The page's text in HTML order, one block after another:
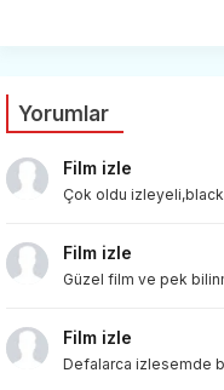
Yorumlar
Film izle
Çok oldu izleyeli,black
Film izle
Güzel film ve pek
Film izle
Defalarca izlesemde